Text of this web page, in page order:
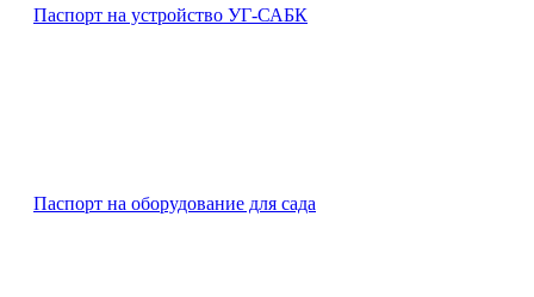
Паспорт на устройство УГ-САБК
Паспорт на оборудование для сада